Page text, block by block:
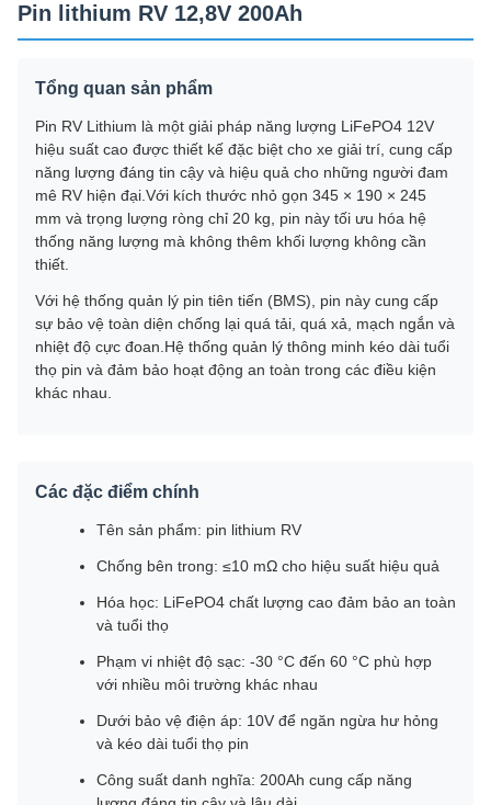
Pin lithium RV 12,8V 200Ah
Tổng quan sản phẩm
Pin RV Lithium là một giải pháp năng lượng LiFePO4 12V
hiệu suất cao được thiết kế đặc biệt cho xe giải trí, cung cấp
năng lượng đáng tin cậy và hiệu quả cho những người đam
mê RV hiện đại.Với kích thước nhỏ gọn 345 × 190 × 245
mm và trọng lượng ròng chỉ 20 kg, pin này tối ưu hóa hệ
thống năng lượng mà không thêm khối lượng không cần
thiết.
Với hệ thống quản lý pin tiên tiến (BMS), pin này cung cấp
sự bảo vệ toàn diện chống lại quá tải, quá xả, mạch ngắn và
nhiệt độ cực đoan.Hệ thống quản lý thông minh kéo dài tuổi
thọ pin và đảm bảo hoạt động an toàn trong các điều kiện
khác nhau.
Các đặc điểm chính
Tên sản phẩm: pin lithium RV
Chống bên trong: ≤10 mΩ cho hiệu suất hiệu quả
Hóa học: LiFePO4 chất lượng cao đảm bảo an toàn
và tuổi thọ
Phạm vi nhiệt độ sạc: -30 °C đến 60 °C phù hợp
với nhiều môi trường khác nhau
Dưới bảo vệ điện áp: 10V để ngăn ngừa hư hỏng
và kéo dài tuổi thọ pin
Công suất danh nghĩa: 200Ah cung cấp năng